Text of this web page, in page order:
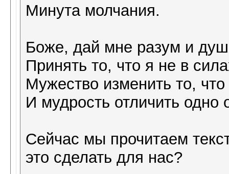
Минута молчания.
Боже, дай мне разум и
Принять то, что я не в
Мужество изменить то, что
И мудрость отличить одно
Сейчас мы прочитаем
это сделать для нас?